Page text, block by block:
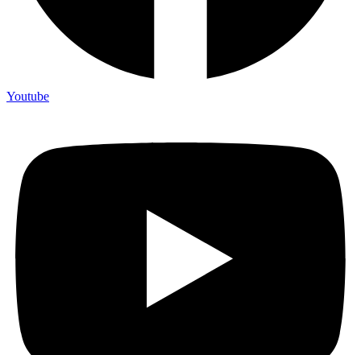
Youtube